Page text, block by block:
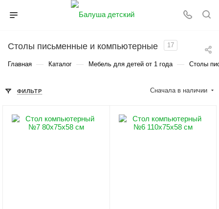
Столы письменные и компьютерные 17
Главная — Каталог — Мебель для детей от 1 года — Столы
ФИЛЬТР Сначала в наличии